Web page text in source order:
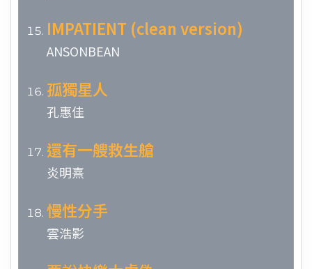
IMPATIENT (clean version)
ANSONBEAN
孤獨星人
孔惠佳
還有一艘救生艙
炎明熹
慢性分手
雲浩影